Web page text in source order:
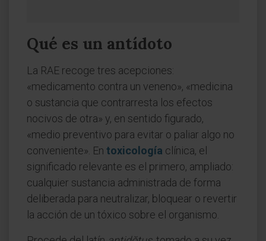
Qué es un antídoto
La RAE recoge tres acepciones:
«medicamento contra un veneno», «medicina
o sustancia que contrarresta los efectos
nocivos de otra» y, en sentido figurado,
«medio preventivo para evitar o paliar algo no
conveniente». En toxicología clínica, el
significado relevante es el primero, ampliado:
cualquier sustancia administrada de forma
deliberada para neutralizar, bloquear o revertir
la acción de un tóxico sobre el organismo.